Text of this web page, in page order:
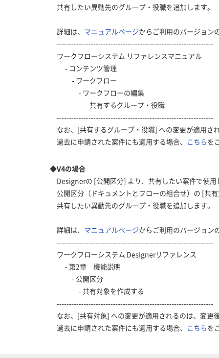
共有したい異動先のグル―プ・役職を追加します。
詳細は、 マニュアルページからご利用のバージョン
----------------------------------------------------------------
ワークフローシステム リファレンスマニュアル
- コンテンツ管理
- ワークフロー
- ワークフローの編集
- 共有するグループ・役職
----------------------------------------------------------------
なお、[共有するグループ・役職] への変更が適用さ
過去に申請された案件にも適用する場合、 こちらを
◆V4の場合
Designerの [公開区分] より、共有したい案件で使用
公開区分（ドキュメントとフローの組合せ）の [共
共有したい異動先のグル―プ・役職を追加します。
詳細は、 マニュアルページからご利用のバージョン
----------------------------------------------------------------
ワークフローシステム Designerリファレンス
- 第2章 機能説明
- 公開区分
- 共有対象を作成する
----------------------------------------------------------------
なお、[共有対象] への変更が適用されるのは、変更
過去に申請された案件にも適用する場合、 こちらを